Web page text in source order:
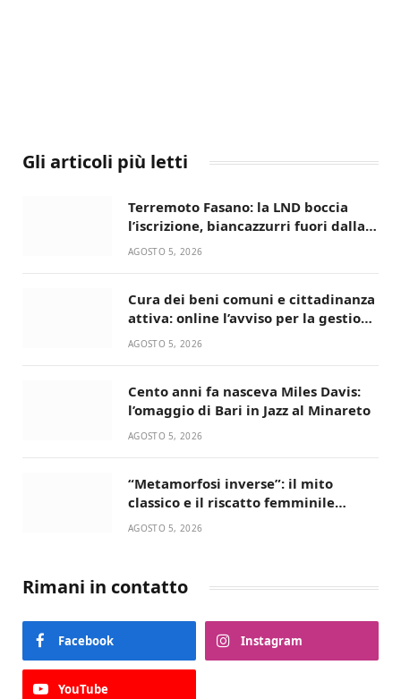
Gli articoli più letti
Terremoto Fasano: la LND boccia
l’iscrizione, biancazzurri fuori dalla
Serie D
AGOSTO 5, 2026
Cura dei beni comuni e cittadinanza
attiva: online l’avviso per la gestione
condivisa della Villetta di Laureto
AGOSTO 5, 2026
Cento anni fa nasceva Miles Davis:
l’omaggio di Bari in Jazz al Minareto
AGOSTO 5, 2026
“Metamorfosi inverse”: il mito
classico e il riscatto femminile
incantano la Selva di Fasano
AGOSTO 5, 2026
Rimani in contatto
Facebook Instagram
YouTube